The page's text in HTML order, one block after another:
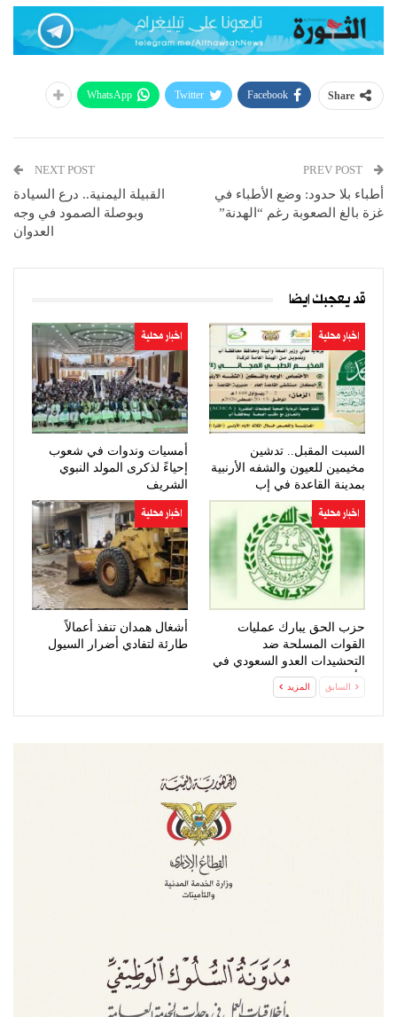
Share
Facebook
Twitter
WhatsApp
أطباء بلا حدود: وضع الأطباء في
غزة بالغ الصعوبة رغم “الهدنة”
NEXT POST
القبيلة اليمنية.. درع السيادة
وبوصلة الصمود في وجه
العدوان
قد يعجبك ايضا
اخبار محلية
السبت المقبل.. تدشين
مخيمين للعيون والشفه الأرنبية
بمدينة القاعدة في إب
اخبار محلية
أمسيات وندوات في شعوب
إحياءً لذكرى المولد النبوي
الشريف
اخبار محلية
حزب الحق يبارك عمليات
القوات المسلحة ضد
التحشيدات العدو السعودي في
مأرب وحضرموت
اخبار محلية
أشغال همدان تنفذ أعمالاً
طارئة لتفادي أضرار السيول
السابق المزيد